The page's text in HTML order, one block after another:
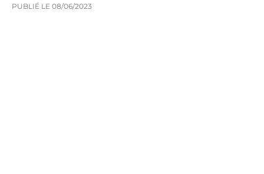
PUBLIÉ LE 08/06/2023